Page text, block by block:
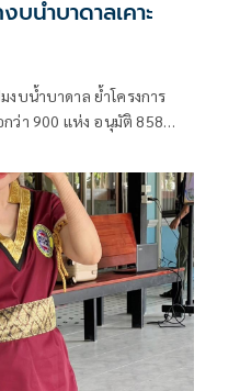
น้ำบาดาลเคาะ
บน้ำบาดาล ย้ำโครงการ
ว่า 900 แห่ง อนุมัติ 858